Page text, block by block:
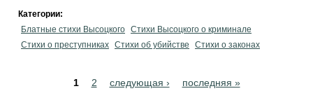
Категории:
Блатные стихи Высоцкого Стихи Высоцкого о криминале
Стихи о преступниках Стихи об убийстве Стихи о законах
1 2 следующая › последняя »